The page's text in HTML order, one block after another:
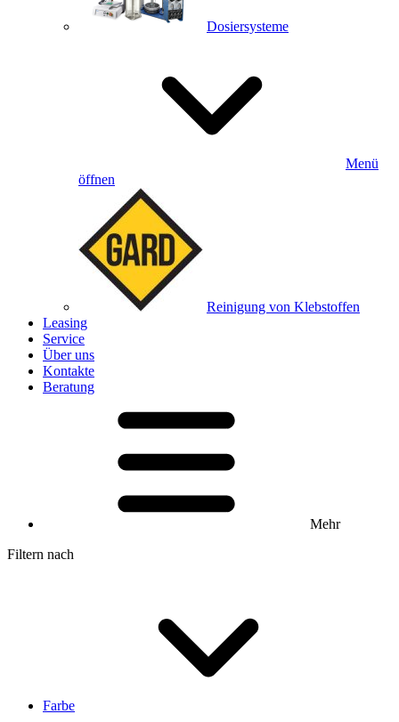
Dosiersysteme
Menü
öffnen
Reinigung von Klebstoffen
Leasing
Service
Über uns
Kontakte
Beratung
Mehr
Filtern nach
Farbe